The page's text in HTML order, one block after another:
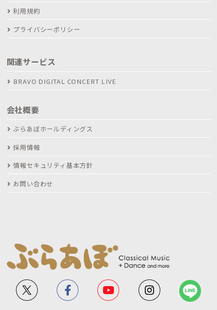
利用規約
プライバシーポリシー
関連サービス
BRAVO DIGITAL CONCERT LIVE
会社概要
ぶらあぼホールディングス
採用情報
情報セキュリティ基本方針
お問い合わせ